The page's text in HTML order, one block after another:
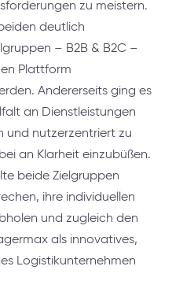
zu meistern.
deutlich
– B2B & B2C –
Plattform
Andererseits ging es
an Dienstleistungen
und nutzerzentriert zu
an Klarheit einzubüßen.
beide Zielgruppen
ihre individuellen
und zugleich den
als innovatives,
Logistikunternehmen